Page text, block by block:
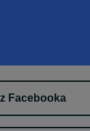
Facebooka